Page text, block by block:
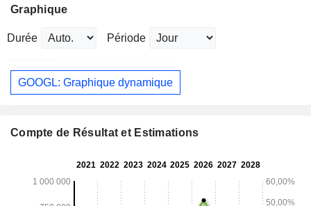
Graphique
Durée Période
GOOGL: Graphique dynamique
Compte de Résultat et Estimations